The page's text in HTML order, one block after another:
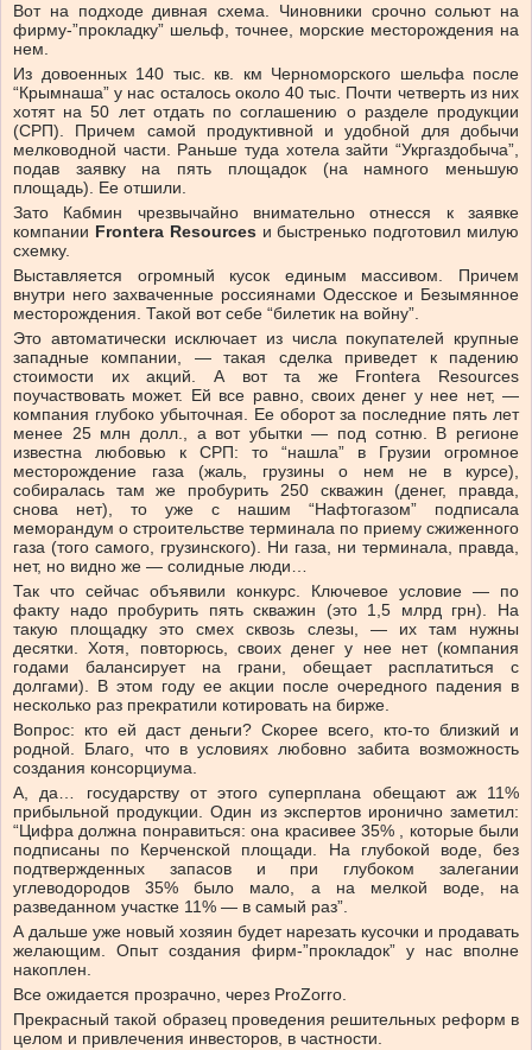
Вот на подходе дивная схема. Чиновники срочно сольют на
фирму-”прокладку” шельф, точнее, морские месторождения на
нем.
Из довоенных 140 тыс. кв. км Черноморского шельфа после
“Крымнаша” у нас осталось около 40 тыс. Почти четверть из них
хотят на 50 лет отдать по соглашению о разделе продукции
(СРП). Причем самой продуктивной и удобной для добычи
мелководной части. Раньше туда хотела зайти “Укргаздобыча”,
подав заявку на пять площадок (на намного меньшую
площадь). Ее отшили.
Зато Кабмин чрезвычайно внимательно отнесся к заявке
компании Frontera Resourcesи быстренько подготовил милую
схемку.
Выставляется огромный кусок единым массивом. Причем
внутри него захваченные россиянами Одесское и Безымянное
месторождения. Такой вот себе “билетик на войну”.
Это автоматически исключает из числа покупателей крупные
западные компании, — такая сделка приведет к падению
стоимости их акций. А вот та же Frontera Resources
поучаствовать может. Ей все равно, своих денег у нее нет, —
компания глубоко убыточная. Ее оборот за последние пять лет
менее 25 млн долл., а вот убытки — под сотню. В регионе
известна любовью к СРП: то “нашла” в Грузии огромное
месторождение газа (жаль, грузины о нем не в курсе),
собиралась там же пробурить 250 скважин (денег, правда,
снова нет), то уже с нашим “Нафтогазом” подписала
меморандум о строительстве терминала по приему сжиженного
газа (того самого, грузинского). Ни газа, ни терминала, правда,
нет, но видно же — солидные люди…
Так что сейчас объявили конкурс. Ключевое условие — по
факту надо пробурить пять скважин (это 1,5 млрд грн). На
такую площадку это смех сквозь слезы, — их там нужны
десятки. Хотя, повторюсь, своих денег у нее нет (компания
годами балансирует на грани, обещает расплатиться с
долгами). В этом году ее акции после очередного падения в
несколько раз прекратили котировать на бирже.
Вопрос: кто ей даст деньги? Скорее всего, кто-то близкий и
родной. Благо, что в условиях любовно забита возможность
создания консорциума.
А, да… государству от этого суперплана обещают аж 11%
прибыльной продукции. Один из экспертов иронично заметил:
“Цифра должна понравиться: она красивее 35% , которые были
подписаны по Керченской площади. На глубокой воде, без
подтвержденных запасов и при глубоком залегании
углеводородов 35% было мало, а на мелкой воде, на
разведанном участке 11% — в самый раз”.
А дальше уже новый хозяин будет нарезать кусочки и продавать
желающим. Опыт создания фирм-”прокладок” у нас вполне
накоплен.
Все ожидается прозрачно, через ProZorro.
Прекрасный такой образец проведения решительных реформ в
целом и привлечения инвесторов, в частности.